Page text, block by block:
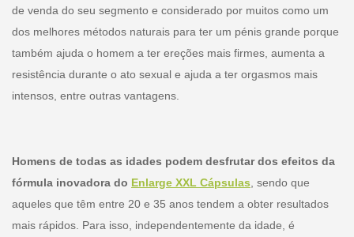
de venda do seu segmento e considerado por muitos como um
dos melhores métodos naturais para ter um pénis grande porque
também ajuda o homem a ter ereções mais firmes, aumenta a
resistência durante o ato sexual e ajuda a ter orgasmos mais
intensos, entre outras vantagens.
Homens de todas as idades podem desfrutar dos efeitos da
fórmula inovadora do Enlarge XXL Cápsulas , sendo que
aqueles que têm entre 20 e 35 anos tendem a obter resultados
mais rápidos. Para isso, independentemente da idade, é